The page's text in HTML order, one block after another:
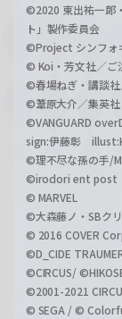
©2020 東出祐一郎
ト」製作委員会
©Project シンフォ
© Koi・芳文社／ご
©春場ねぎ・講談
©葦原大介／集英
©VANGUARD
sign:伊藤彰
©理不尽な孫の手/
©irodori ent post
© MARVEL
©大森藤ノ・SBク
© 2016 COVER
©D_CIDE
©CIRCUS/
©2001-2021
© SEGA / ©